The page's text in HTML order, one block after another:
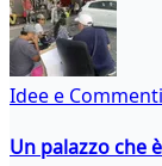
Idee e Commenti
Un palazzo che